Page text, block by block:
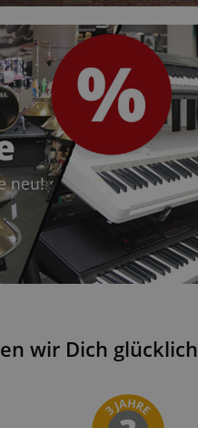
wir Dich glücklich